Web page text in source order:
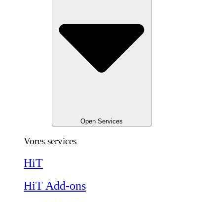
Open Services
Vores services
HiT
HiT Add-ons